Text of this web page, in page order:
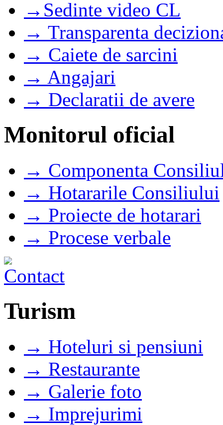
→Sedinte video CL
→ Transparenta
→ Caiete de sarcini
→ Angajari
→ Declaratii de avere
Monitorul oficial
→ Componenta
→ Hotararile Consiliului
→ Proiecte de hotarari
→ Procese verbale
Turism
→ Hoteluri si pensiuni
→ Restaurante
→ Galerie foto
→ Imprejurimi